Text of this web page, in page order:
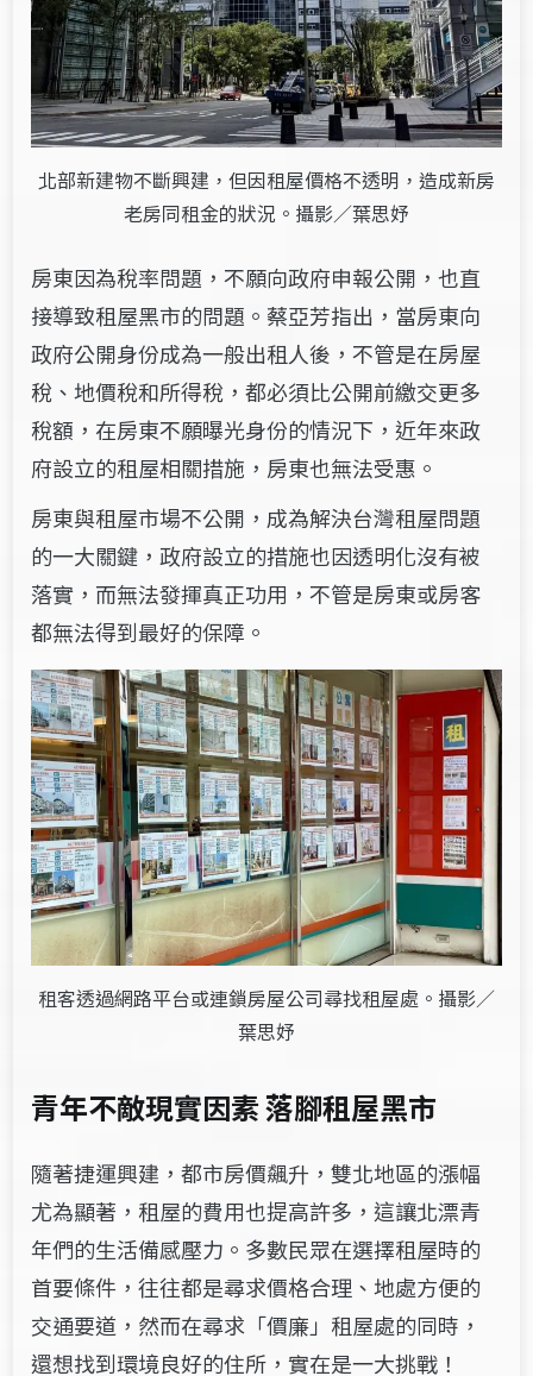
北部新建物不斷興建，但因租屋價格不透明，造成新房
老房同租金的狀況。攝影／葉思妤
房東因為稅率問題，不願向政府申報公開，也直
接導致租屋黑市的問題。蔡亞芳指出，當房東向
政府公開身份成為一般出租人後，不管是在房屋
稅、地價稅和所得稅，都必須比公開前繳交更多
稅額，在房東不願曝光身份的情況下，近年來政
府設立的租屋相關措施，房東也無法受惠。
房東與租屋市場不公開，成為解決台灣租屋問題
的一大關鍵，政府設立的措施也因透明化沒有被
落實，而無法發揮真正功用，不管是房東或房客
都無法得到最好的保障。
租客透過網路平台或連鎖房屋公司尋找租屋處。攝影／
葉思妤
青年不敵現實因素 落腳租屋黑市
隨著捷運興建，都市房價飆升，雙北地區的漲幅
尤為顯著，租屋的費用也提高許多，這讓北漂青
年們的生活備感壓力。多數民眾在選擇租屋時的
首要條件，往往都是尋求價格合理、地處方便的
交通要道，然而在尋求「價廉」租屋處的同時，
還想找到環境良好的住所，實在是一大挑戰！